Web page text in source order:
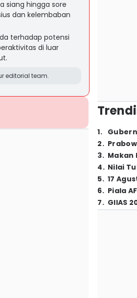
siang hingga sore
dan kelembaban
terhadap potensi
di luar
editorial team.
1.
2.
3. Makan
4. Nilai
5. 17
6. Piala
7. GIIAS